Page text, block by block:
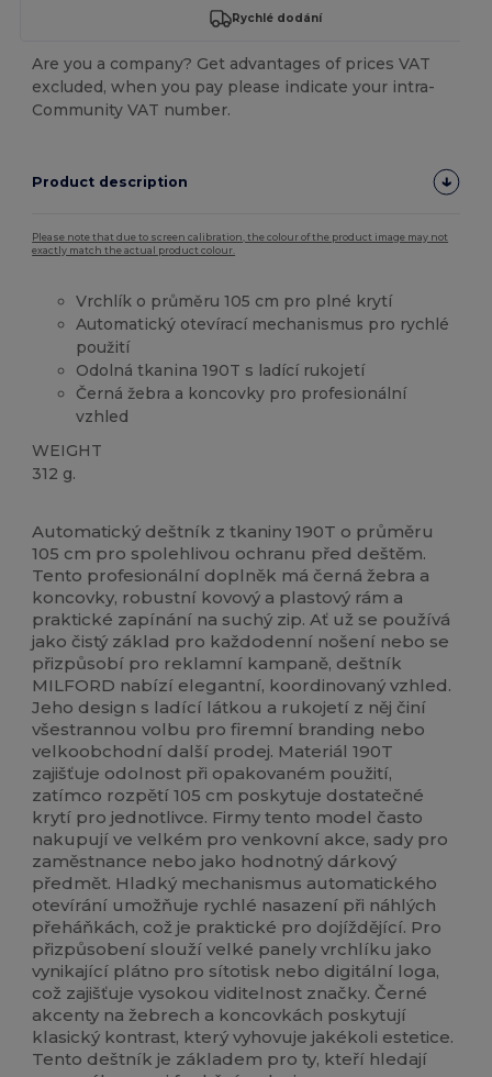
Rychlé dodání
Are you a company? Get advantages of prices VAT
excluded, when you pay please indicate your intra-
Community VAT number.
Product description
Please note that due to screen calibration, the colour of the product image may not
exactly match the actual product colour.
Vrchlík o průměru 105 cm pro plné krytí
Automatický otevírací mechanismus pro rychlé
použití
Odolná tkanina 190T s ladící rukojetí
Černá žebra a koncovky pro profesionální
vzhled
WEIGHT
312 g.
Automatický deštník z tkaniny 190T o průměru
105 cm pro spolehlivou ochranu před deštěm.
Tento profesionální doplněk má černá žebra a
koncovky, robustní kovový a plastový rám a
praktické zapínání na suchý zip. Ať už se používá
jako čistý základ pro každodenní nošení nebo se
přizpůsobí pro reklamní kampaně, deštník
MILFORD nabízí elegantní, koordinovaný vzhled.
Jeho design s ladící látkou a rukojetí z něj činí
všestrannou volbu pro firemní branding nebo
velkoobchodní další prodej. Materiál 190T
zajišťuje odolnost při opakovaném použití,
zatímco rozpětí 105 cm poskytuje dostatečné
krytí pro jednotlivce. Firmy tento model často
nakupují ve velkém pro venkovní akce, sady pro
zaměstnance nebo jako hodnotný dárkový
předmět. Hladký mechanismus automatického
otevírání umožňuje rychlé nasazení při náhlých
přeháňkách, což je praktické pro dojíždějící. Pro
přizpůsobení slouží velké panely vrchlíku jako
vynikající plátno pro sítotisk nebo digitální loga,
což zajišťuje vysokou viditelnost značky. Černé
akcenty na žebrech a koncovkách poskytují
klasický kontrast, který vyhovuje jakékoli estetice.
Tento deštník je základem pro ty, kteří hledají